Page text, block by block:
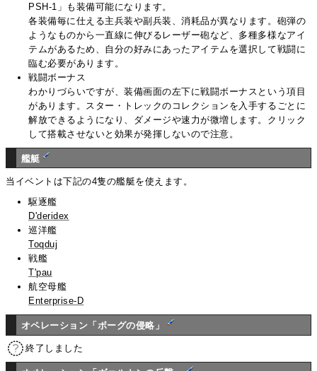
PSH-1」も装備可能になります。
各装備毎に仕える主兵装や副兵装、消耗品が異なります。砲弾の
ようなものから一直線に伸びるレーザー砲など、多種多様なアイ
テムがあるため、自分の好みにあったアイテムを選択して戦闘に
臨む必要があります。
戦闘ボーナス
わかりづらいですが、装備画面の左下に戦闘ボーナスという項目
があります。スター・トレックのコレクションを入手するごとに
解放できるようになり、ダメージや速力が微増します。クリック
して搭載させないと効果が発揮しないので注意。
艦艇
当イベントは下記の4隻の艦艇を使えます。
駆逐艦
D'deridex
巡洋艦
Toqduj
戦艦
T'pau
航空母艦
Enterprise-D
オペレーション「ボーグの侵略」
終了しました